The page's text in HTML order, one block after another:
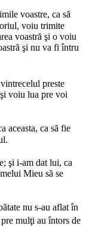
voastre, ca să
voiu trimite
voastră şi o voiu
şi nu va fi întru
preste
voiu lua pre voi
aceasta, ca să fie
şi i-am dat lui, ca
Mieu să se
nu s-au aflat în
mulţi au întors de